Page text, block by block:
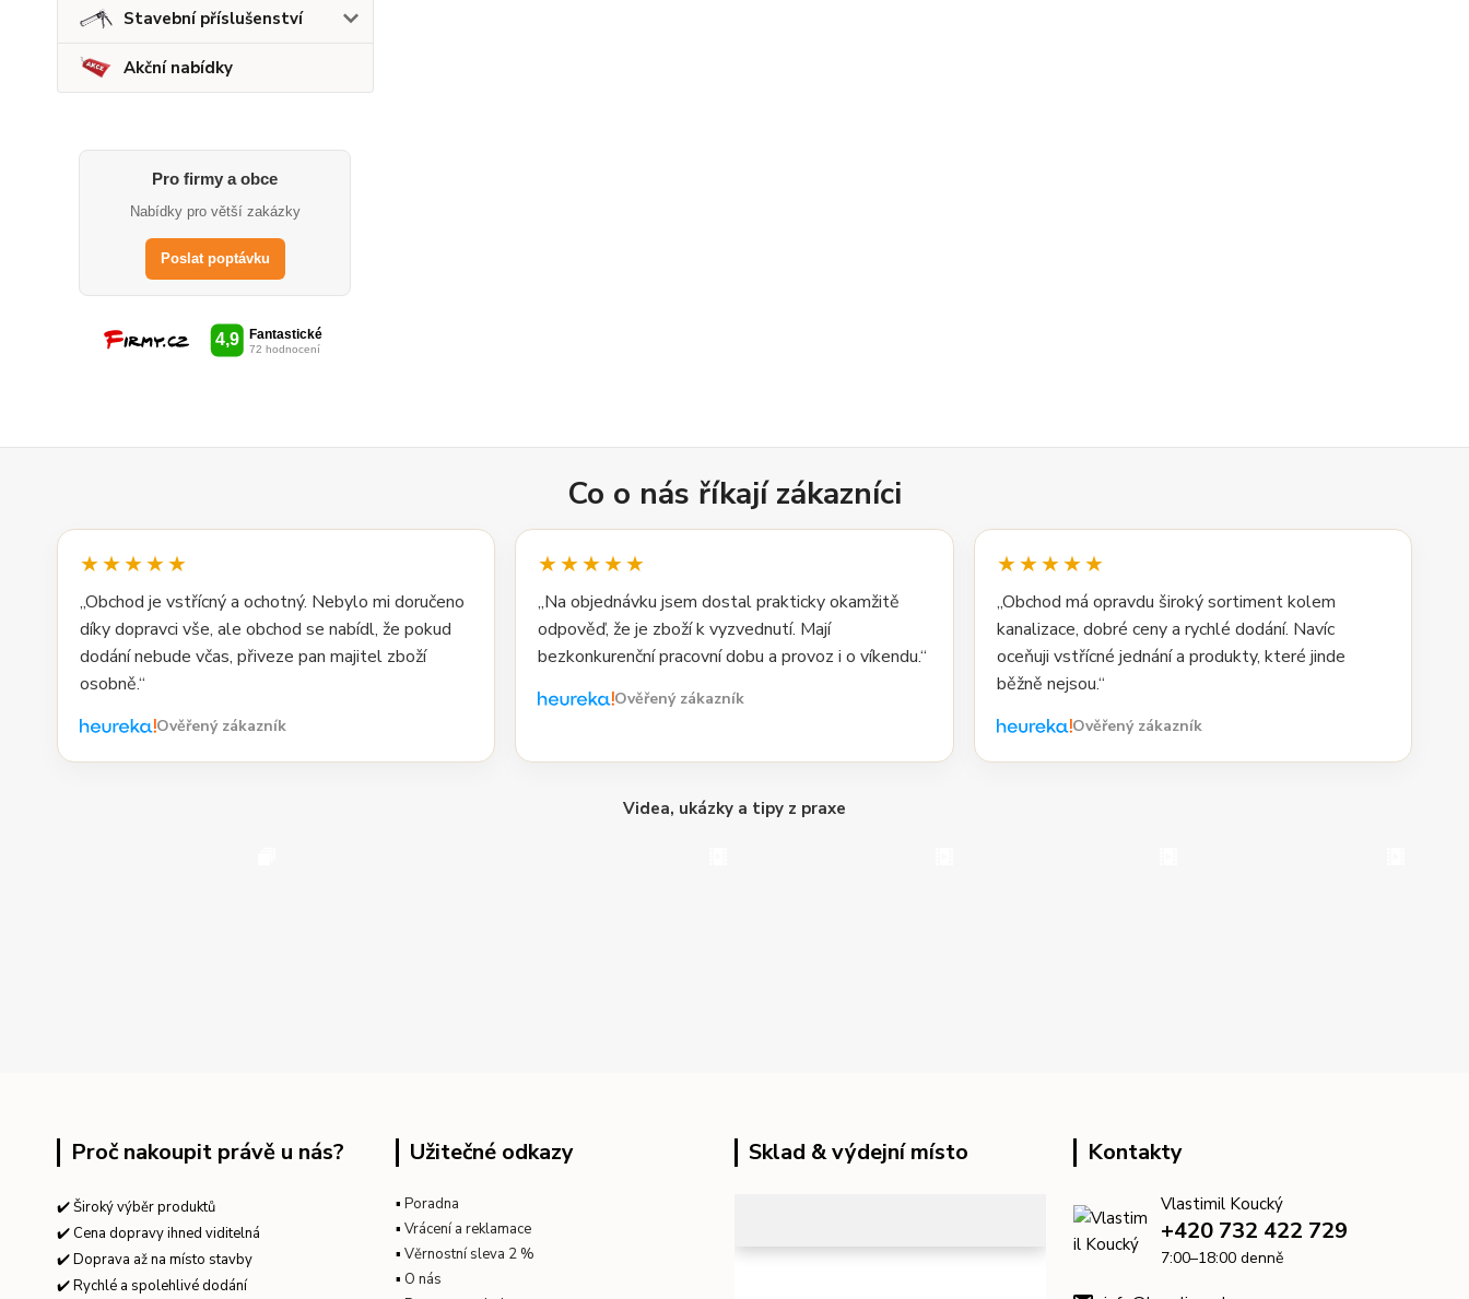
Stavební příslušenství
Akční nabídky
Pro firmy a obce
Nabídky pro větší zakázky
Poslat poptávku
Co o nás říkají zákazníci
★★★★★
„Obchod je vstřícný a ochotný. Nebylo mi doručeno
díky dopravci vše, ale obchod se nabídl, že pokud
dodání nebude včas, přiveze pan majitel zboží
osobně.“
Ověřený zákazník
★★★★★
„Na objednávku jsem dostal prakticky okamžitě
odpověď, že je zboží k vyzvednutí. Mají
bezkonkurenční pracovní dobu a provoz i o víkendu.“
Ověřený zákazník
★★★★★
„Obchod má opravdu široký sortiment kolem
kanalizace, dobré ceny a rychlé dodání. Navíc
oceňuji vstřícné jednání a produkty, které jinde
běžně nejsou.“
Ověřený zákazník
Videa, ukázky a tipy z praxe
Proč nakoupit právě u nás?
✔️ Široký výběr produktů
✔️ Cena dopravy ihned viditelná
✔️ Doprava až na místo stavby
✔️ Rychlé a spolehlivé dodání
Užitečné odkazy
▪ Poradna
▪ Vrácení a reklamace
▪ Věrnostní sleva 2 %
▪ O nás
Sklad & výdejní místo Kontakty
Vlastimil Koucký
+420 732 422 729
7:00–18:00 denně